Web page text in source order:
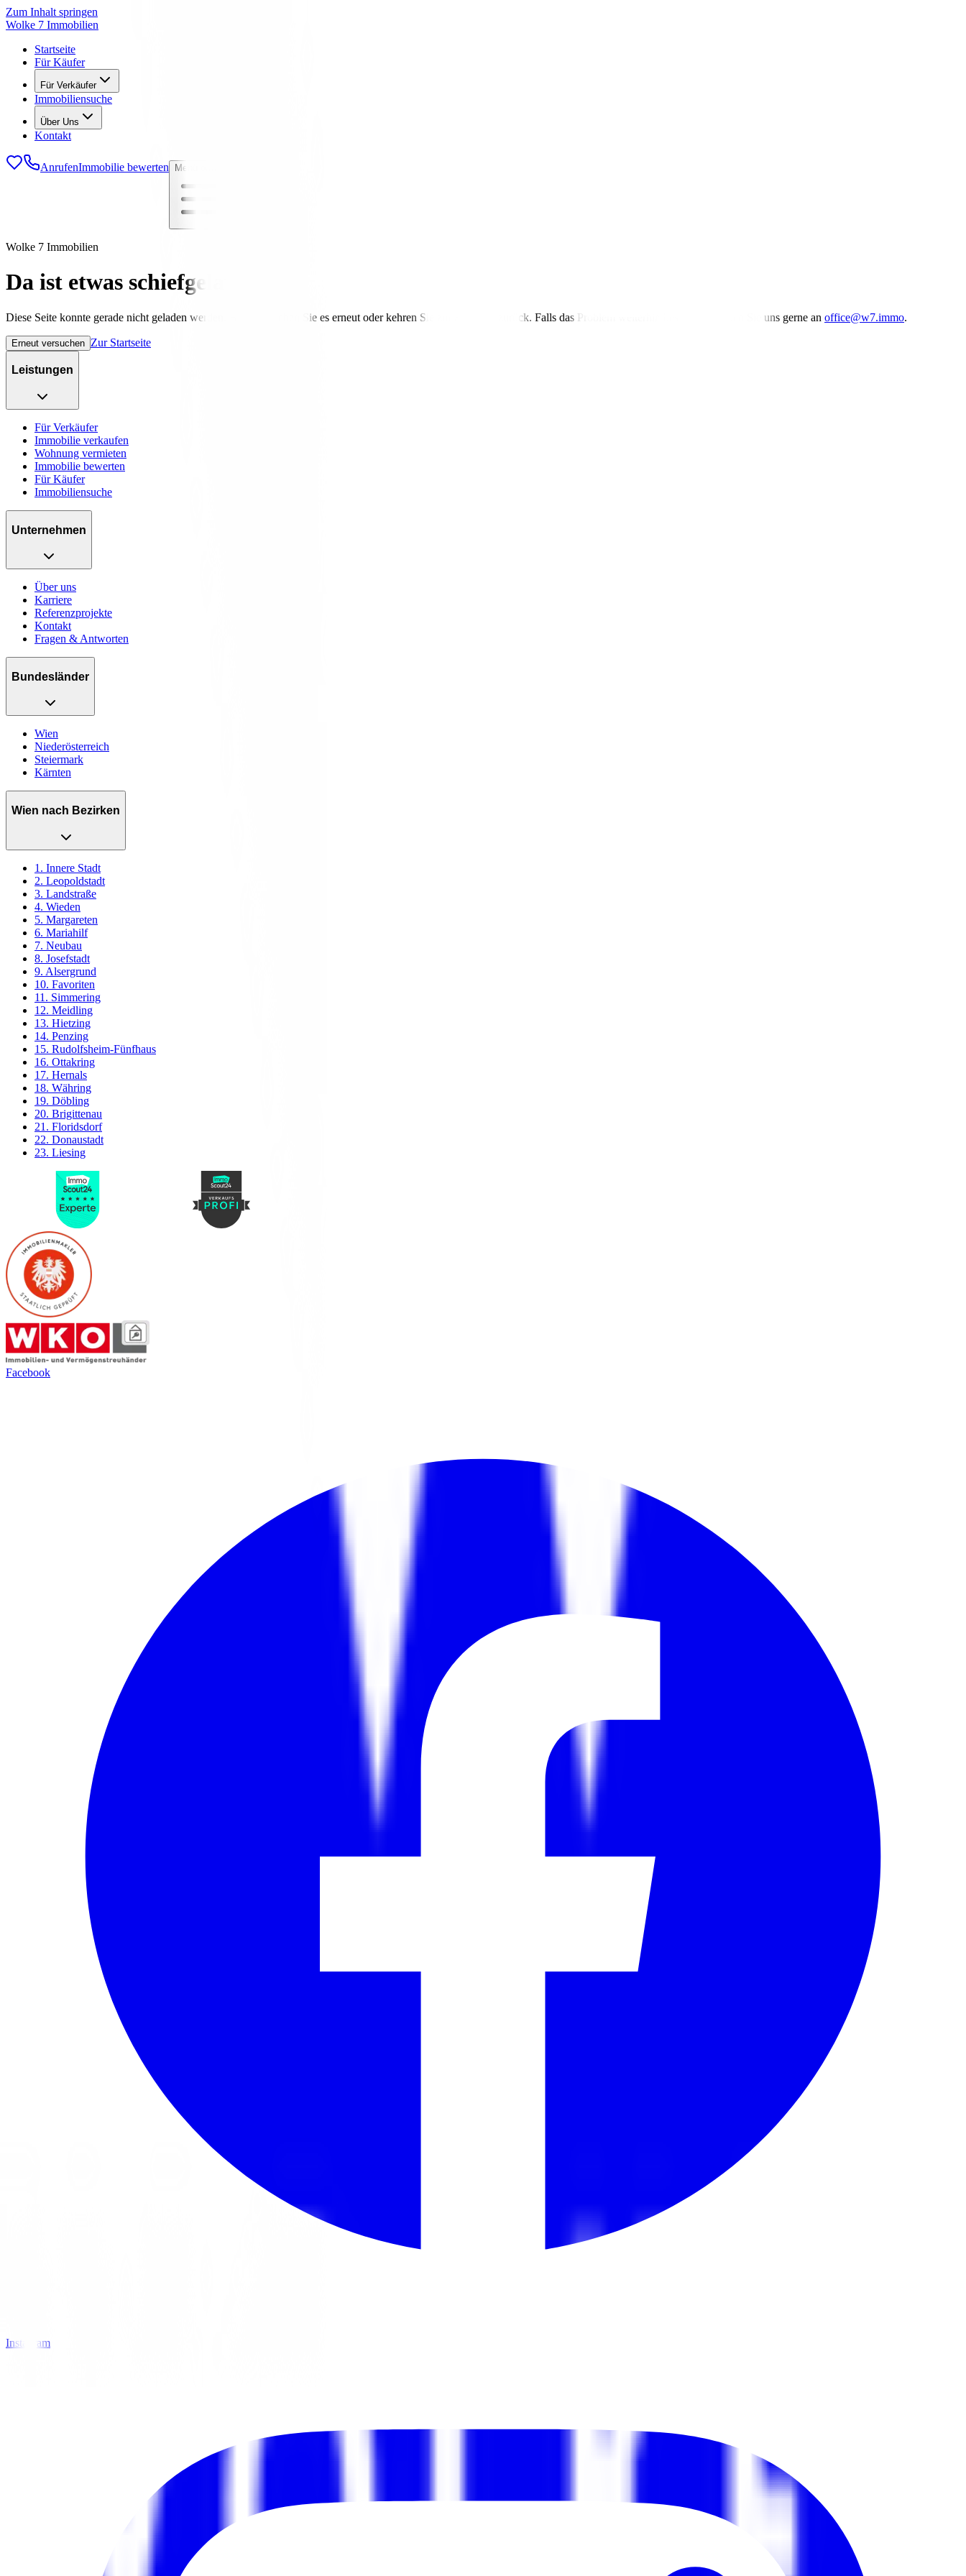
Zum Inhalt springen
Wolke 7 Immobilien
Startseite
Für Käufer
Für Verkäufer
Immobiliensuche
Über Uns
Kontakt
AnrufenImmobilie bewerten Menü öffnen
Wolke 7 Immobilien
Da ist etwas schiefgelaufen
Diese Seite konnte gerade nicht geladen werden. Bitte versuchen Sie es erneut oder kehren Sie zur Startseite zurück. Falls das Problem weiterhin besteht, schreiben Sie uns gerne an office@w7.immo.
Erneut versuchen Zur Startseite
Leistungen
Für Verkäufer
Immobilie verkaufen
Wohnung vermieten
Immobilie bewerten
Für Käufer
Immobiliensuche
Unternehmen
Über uns
Karriere
Referenzprojekte
Kontakt
Fragen & Antworten
Bundesländer
Wien
Niederösterreich
Steiermark
Kärnten
Wien nach Bezirken
1. Innere Stadt
2. Leopoldstadt
3. Landstraße
4. Wieden
5. Margareten
6. Mariahilf
7. Neubau
8. Josefstadt
9. Alsergrund
10. Favoriten
11. Simmering
12. Meidling
13. Hietzing
14. Penzing
15. Rudolfsheim-Fünfhaus
16. Ottakring
17. Hernals
18. Währing
19. Döbling
20. Brigittenau
21. Floridsdorf
22. Donaustadt
23. Liesing
Facebook
Instagram